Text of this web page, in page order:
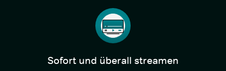
Sofort und überall streamen